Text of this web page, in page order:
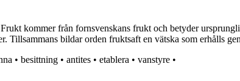
kommer från fornsvenskans frukt och betyder
Tillsammans bildar orden fruktsaft en vätska som erhålls
• besittning • antites • etablera • vanstyre •